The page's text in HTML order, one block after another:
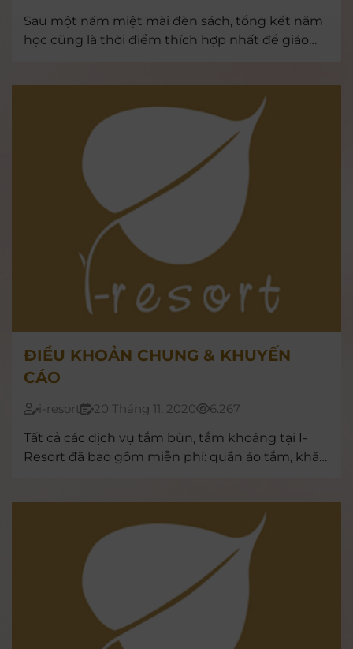
Sau một năm miệt mài đèn sách, tổng kết năm
học cũng là thời điểm thích hợp nhất để giáo
ĐIỀU KHOẢN CHUNG & KHUYẾN
CÁO
i-resort 20 Tháng 11, 2020
6.267
Tất cả các dịch vụ tắm bùn, tắm khoáng tại I-
Resort đã bao gồm miễn phí: quần áo tắm, khăn